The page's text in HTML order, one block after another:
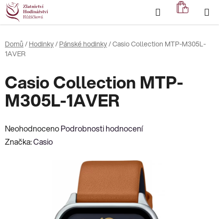
Přejít
na
obsah
Hledat
KOŠÍK
Domů / Hodinky/ Pánské hodinky/Casio Collection MTP-M305L-
1AVER
Casio Collection MTP-
M305L-1AVER
Průměrné
hodnocení
NeohodnocenoPodrobnosti hodnocení
Značka:Casio